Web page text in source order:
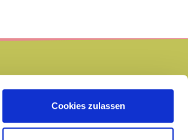
Cookies zulassen